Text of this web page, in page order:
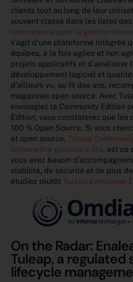
clients tout au long de leur
souvent classé dans les listes des
open source pour la gestion de
s’agit d’une plateforme intégrée
équipes, à la fois agiles et non
projets applicatifs et d’améliorer
développement logiciel et qualité.
d’ailleurs vu, au fil des ans,
magazines open source. Avec
envisagiez la Community Edition
Edition, vous constaterez que les
100 % Open Source. Si vous
et open source, Tuleap
l’alternative gratuite à Jira, est ce
vous avez besoin
stabilité, de sécurité et de plus
étudiez plutôt Tuleap Enterprise
On the Radar:
Tuleap, a regulated
lifecycle